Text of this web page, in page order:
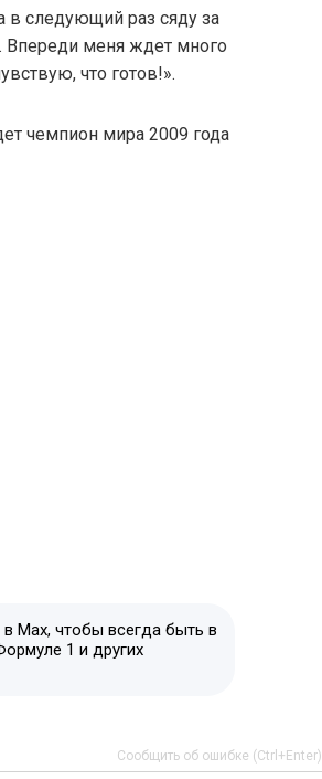
в следующий раз сяду за
Впереди меня ждет много
что готов!».
чемпион мира 2009 года
Max, чтобы всегда быть в
1 и других
Сообщить об ошибке (Ctrl+Enter)